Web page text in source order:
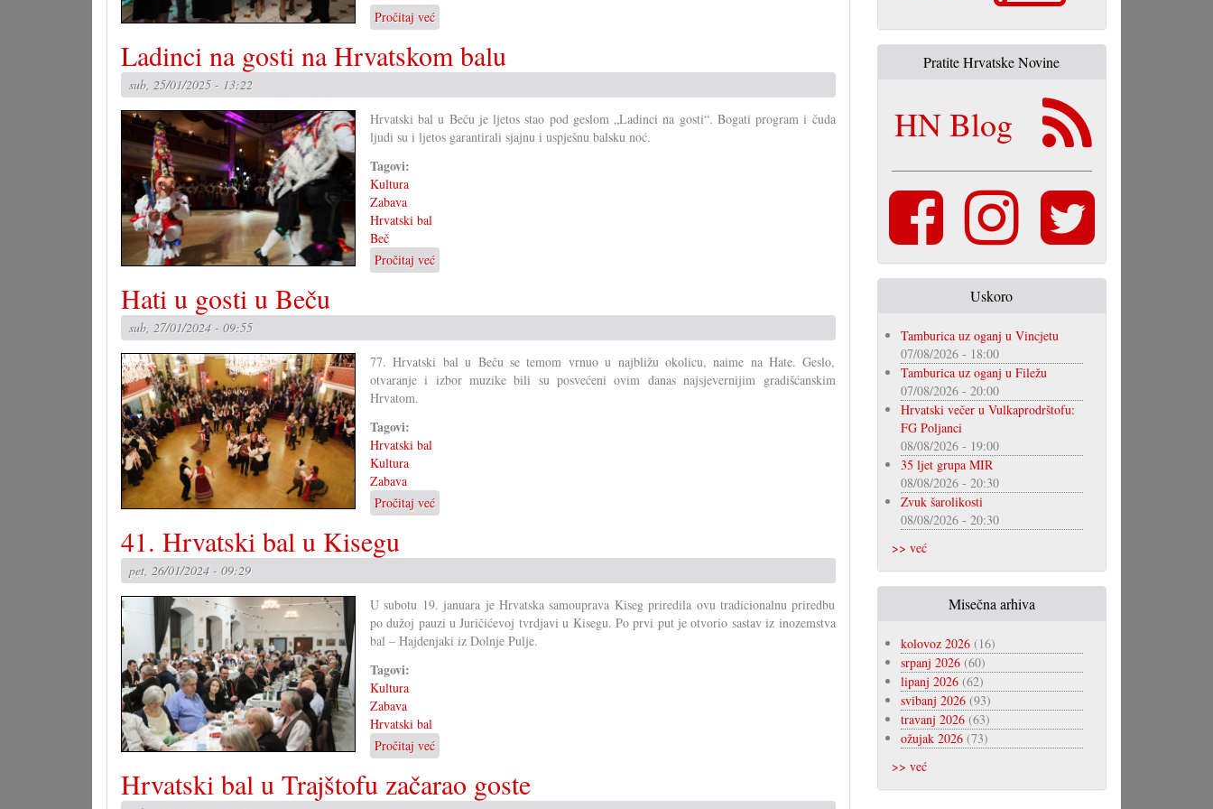
Pročitaj već
50.
jubilarni
hrvatski
Koljnofu
Ladinci na gosti na Hrvatskom balu
sub, 25/01/2025 - 13:22
Hrvatski bal u Beču je ljetos stao pod geslom „Ladinci na gosti“. Bogati program i čuda
ljudi su i ljetos garantirali sjajnu i uspješnu balsku noć.
Tagovi:
Kultura
Zabava
Hrvatski bal
Beč
Pročitaj već
Ladinci
gosti
balu
Hati u gosti u Beču
sub, 27/01/2024 - 09:55
77. Hrvatski bal u Beču se temom vrnuo u najbližu okolicu, naime na Hate. Geslo,
otvaranje i izbor muzike bili su posvećeni ovim danas najsjevernijim gradišćanskim
Hrvatom.
Tagovi:
Hrvatski bal
Kultura
Zabava
Pročitaj već
Hati
gosti
41. Hrvatski bal u Kisegu
pet, 26/01/2024 - 09:29
U subotu 19. januara je Hrvatska samouprava Kiseg priredila ovu tradicionalnu priredbu
po dužoj pauzi u Juričićevoj tvrdjavi u Kisegu. Po prvi put je otvorio sastav iz inozemstva
bal – Hajdenjaki iz Dolnje Pulje.
Tagovi:
Kultura
Zabava
Hrvatski bal
Pročitaj već
41.
Hrvatski
bal
Hrvatski bal u Trajštofu začarao goste
Pratite Hrvatske Novine
HN Blog
Uskoro
Tamburica uz oganj u Vincjetu
07/08/2026 - 18:00
Tamburica uz oganj u Filežu
07/08/2026 - 20:00
Hrvatski večer u Vulkaprodrštofu:
FG Poljanci
08/08/2026 - 19:00
35 ljet grupa MIR
08/08/2026 - 20:30
Zvuk šarolikosti
08/08/2026 - 20:30
>> već
Misečna arhiva
kolovoz 2026(16)
srpanj 2026(60)
lipanj 2026(62)
svibanj 2026(93)
travanj 2026(63)
ožujak 2026(73)
>> već